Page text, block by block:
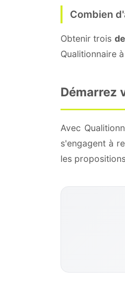
Combien
Obtenir trois
Qualitionnaire
Démarrez
Avec
s'engagent à
les